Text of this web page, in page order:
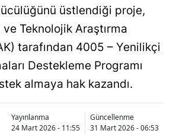
üstlendiği proje,
Teknolojik Araştırma
tarafından 4005 – Yenilikçi
Destekleme Programı
almaya hak kazandı.
Yayınlanma
24 Mart 2026 - 11:55
Güncellenme
31 Mart 2026 - 06:53